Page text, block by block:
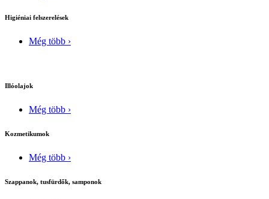
Higiéniai felszerelések
Még több ›
Illóolajok
Még több ›
Kozmetikumok
Még több ›
Szappanok, tusfürdők, samponok